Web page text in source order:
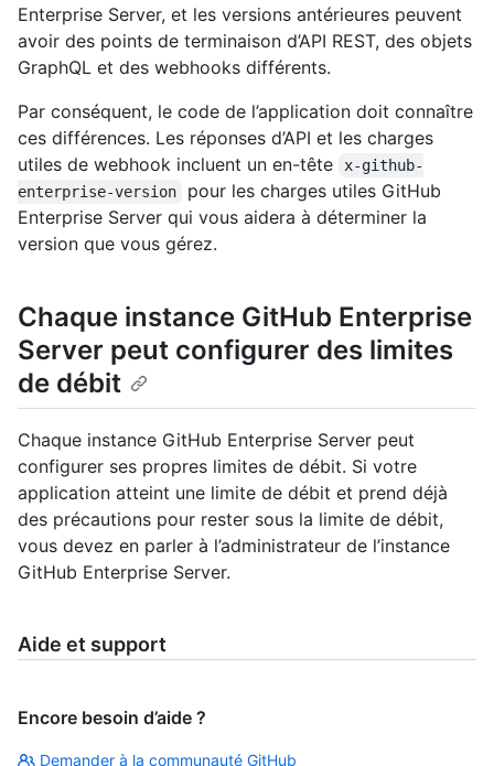
Enterprise Server, et les versions antérieures peuvent
avoir des points de terminaison d’API REST, des objets
GraphQL et des webhooks différents.
Par conséquent, le code de l’application doit connaître
ces différences. Les réponses d’API et les charges
utiles de webhook incluent un en-tête
x-github-
enterprise-version
pour les charges utiles GitHub
Enterprise Server qui vous aidera à déterminer la
version que vous gérez.
Chaque instance GitHub Enterprise
Server peut configurer des limites
de débit
Chaque instance GitHub Enterprise Server peut
configurer ses propres limites de débit. Si votre
application atteint une limite de débit et prend déjà
des précautions pour rester sous la limite de débit,
vous devez en parler à l’administrateur de l’instance
GitHub Enterprise Server.
Aide et support
Encore besoin d’aide ?
Demander à la communauté GitHub